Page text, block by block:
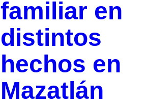
familiar en
distintos
hechos en
Mazatlán